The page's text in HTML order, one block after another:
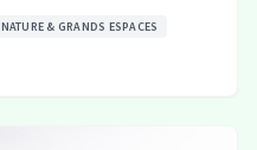
NATURE & GRANDS ESPACES